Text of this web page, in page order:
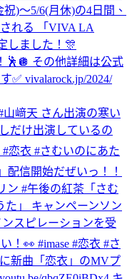
)〜5/6(月休)の4日間、
れる 「VIVA LA
しました！🎊
🕺🪩 その他詳細は公式
✅ vivalarock.jp/2024/
山﨑天 さん出演の寒い
だけ出演しているの
恋衣 #さむいのにあた
配信開始だぜいっ！！
ン #午後の紅茶「さむ
た」 キャンペーンソン
スピレーションを受
！👀 #imase #恋衣 #さ
新曲「恋衣」のMVプ